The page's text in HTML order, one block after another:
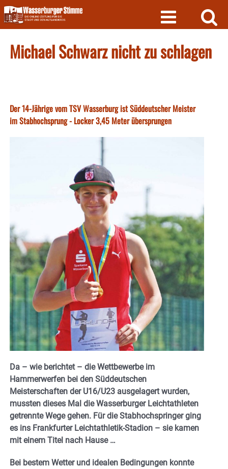
Skip
to
content
Michael Schwarz nicht zu schlagen
Der 14-Jährige vom TSV Wasserburg ist Süddeutscher Meister
im Stabhochsprung - Locker 3,45 Meter übersprungen
Da – wie berichtet – die Wettbewerbe im
Hammerwerfen bei den Süddeutschen
Meisterschaften der U16/U23 ausgelagert wurden,
mussten dieses Mal die Wasserburger Leichtathleten
getrennte Wege gehen. Für die Stabhochspringer ging
es ins Frankfurter Leichtathletik-Stadion – sie kamen
mit einem Titel nach Hause …
Bei bestem Wetter und idealen Bedingungen konnte